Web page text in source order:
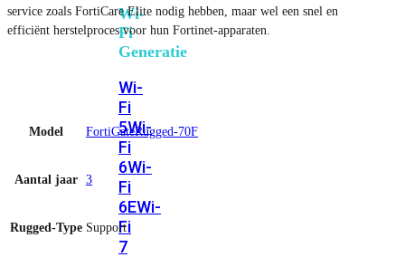
Wi-
Fi
Generatie
Wi-
Fi
5Wi-
Fi
6Wi-
Fi
6EWi-
Fi
7
service zoals FortiCare Elite nodig hebben, maar wel een snel en
efficiënt herstelproces voor hun Fortinet-apparaten.
Model FortiGateRugged-70F
Aantal jaar 3
Rugged-Type Support